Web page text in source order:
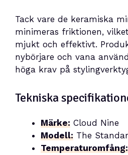
Tack vare de keramiska
minimeras friktionen,
mjukt och effektivt.
nybörjare och vana
höga krav på
Tekniska
Märke: Cloud Nine
Modell: The
Temperaturomfång: